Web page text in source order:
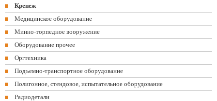
Крепеж
Медицинское оборудование
Минно-торпедное вооружение
Оборудование прочее
Оргтехника
Подъемно-транспортное оборудование
Полигонное, стендовое, испытательное оборудование
Радиодетали